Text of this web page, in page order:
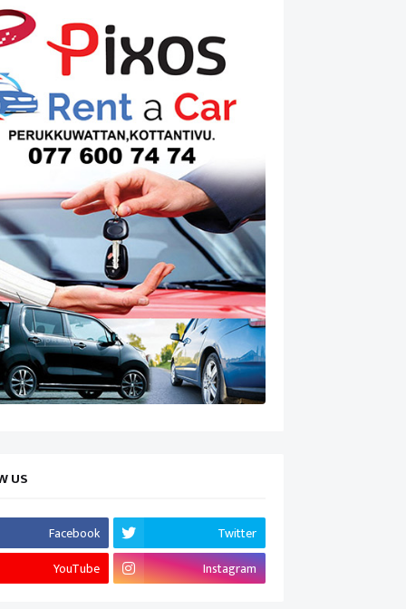
US
Facebook
Twitter
YouTube
Instagram